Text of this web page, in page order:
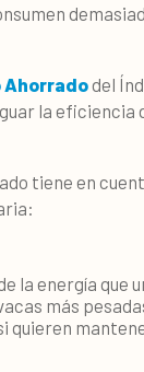
Ahorradodel
la
tiene en
la energía que
más
quieren